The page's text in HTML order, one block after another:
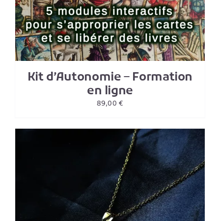
Kit d’Autonomie – Formation
en ligne
89,00€